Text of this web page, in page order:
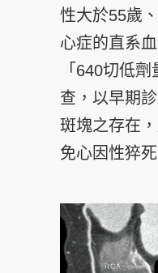
性大於55歲
心症的直系
「640切低
查，以早期
斑塊之存在
免心因性猝